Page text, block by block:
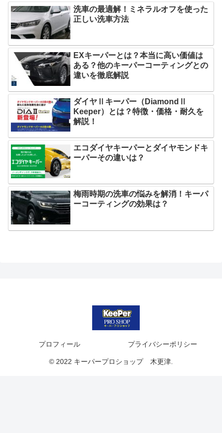
洗車の最適解！ミネラルオフを使った
正しい洗車方法
EXキーパーとは？本当に高い価値は
ある？他のキーパーコーティングとの
違いを徹底解説
ダイヤⅡキーパー（DiamondⅡ
Keeper）とは？特徴・価格・耐久を
解説！
エコダイヤキーパーとダイヤモンドキ
ーパーその違いは？
梅雨時期の洗車の悩みを解消！キーパ
ーコーティングの効果は？
プロフィール プライバシーポリシー
© 2022 キーパープロショップ 木更津.